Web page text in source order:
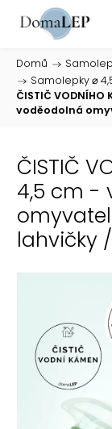
Domů /
/
Samolepky ⌀
ČISTIČ
voděodolná
ČISTIČ
4,5 cm -
lahvičky